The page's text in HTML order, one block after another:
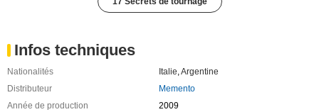
Infos techniques
Nationalités Italie,Argentine
Distributeur
Memento
Année de production
2009